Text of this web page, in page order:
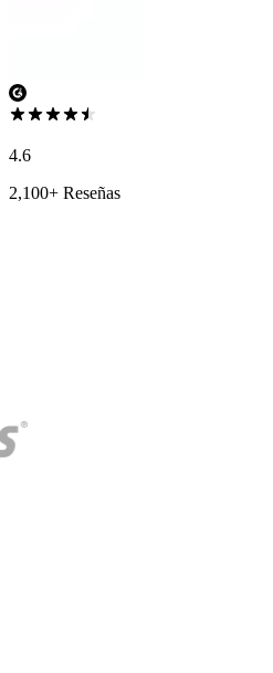
4.6
2,100+ Reseñas